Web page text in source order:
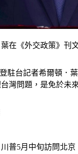
在《外交政策》刊
登駐台記者希爾頓
灣問題，是免於未
普5月中旬訪問北